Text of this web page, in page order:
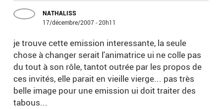
NATHALISS
17/décembre/2007 - 20h11
je trouve cette emission interessante, la seule
chose à changer serait l'animatrice ui ne colle pas
du tout à son rôle, tantot outrée par les propos de
ces invités, elle parait en vieille vierge... pas très
belle image pour une emission ui doit traiter des
tabous...